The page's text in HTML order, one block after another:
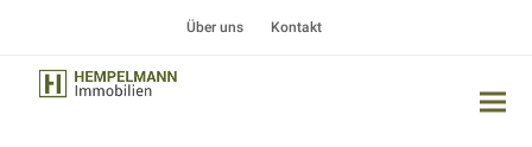
Über uns Kontakt